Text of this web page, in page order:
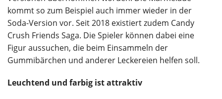
kommt so zum Beispiel auch immer wieder in der
Soda-Version vor. Seit 2018 existiert zudem Candy
Crush Friends Saga. Die Spieler können dabei eine
Figur aussuchen, die beim Einsammeln der
Gummibärchen und anderer Leckereien helfen soll.
Leuchtend und farbig ist attraktiv